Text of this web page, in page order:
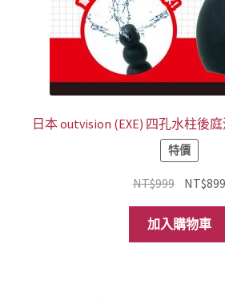
日本 outvision (EXE) 四孔水柱後
特價
NT$999 原
始
價
格：
NT$899
加入購物車